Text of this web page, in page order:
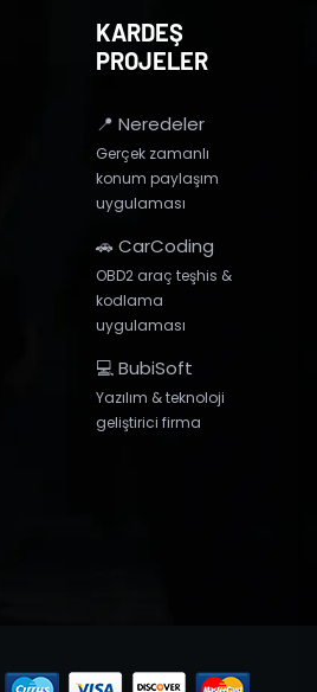
KARDEŞ
PROJELER
📍 Neredeler
Gerçek zamanlı
konum paylaşım
uygulaması
🚗 CarCoding
OBD2 araç teşhis &
kodlama
uygulaması
💻 BubiSoft
Yazılım & teknoloji
geliştirici firma